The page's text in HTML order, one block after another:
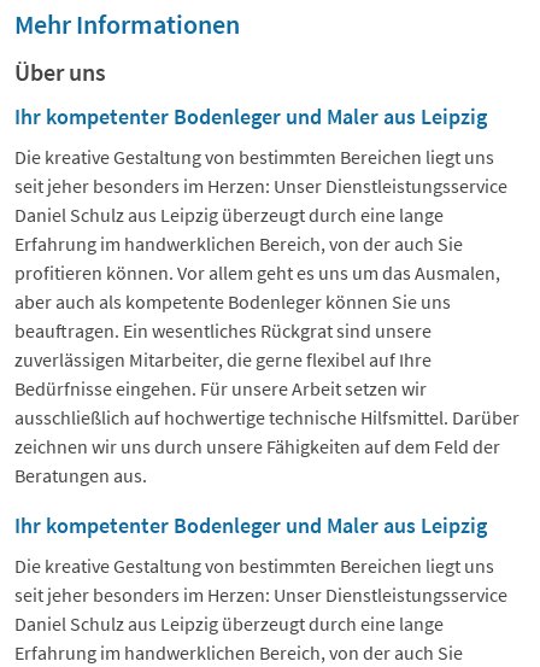
Mehr Informationen
Über uns
Ihr kompetenter Bodenleger und Maler aus Leipzig
Die kreative Gestaltung von bestimmten Bereichen liegt uns
seit jeher besonders im Herzen: Unser Dienstleistungsservice
Daniel Schulz aus Leipzig überzeugt durch eine lange
Erfahrung im handwerklichen Bereich, von der auch Sie
profitieren können. Vor allem geht es uns um das Ausmalen,
aber auch als kompetente Bodenleger können Sie uns
beauftragen. Ein wesentliches Rückgrat sind unsere
zuverlässigen Mitarbeiter, die gerne flexibel auf Ihre
Bedürfnisse eingehen. Für unsere Arbeit setzen wir
ausschließlich auf hochwertige technische Hilfsmittel. Darüber
zeichnen wir uns durch unsere Fähigkeiten auf dem Feld der
Beratungen aus.
Ihr kompetenter Bodenleger und Maler aus Leipzig
Die kreative Gestaltung von bestimmten Bereichen liegt uns
seit jeher besonders im Herzen: Unser Dienstleistungsservice
Daniel Schulz aus Leipzig überzeugt durch eine lange
Erfahrung im handwerklichen Bereich, von der auch Sie